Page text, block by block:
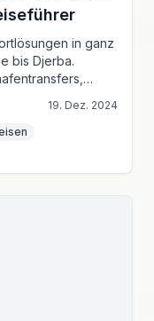
in ganz
bis Djerba.
19. Dez. 2024